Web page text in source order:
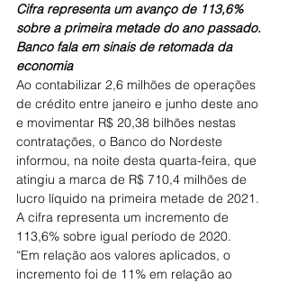
Cifra representa um avanço de 113,6%
sobre a primeira metade do ano passado.
Banco fala em sinais de retomada da
economia
Ao contabilizar 2,6 milhões de operações
de crédito entre janeiro e junho deste ano
e movimentar R$ 20,38 bilhões nestas
contratações, o Banco do Nordeste
informou, na noite desta quarta-feira, que
atingiu a marca de R$ 710,4 milhões de
lucro líquido na primeira metade de 2021.
A cifra representa um incremento de
113,6% sobre igual período de 2020.
“Em relação aos valores aplicados, o
incremento foi de 11% em relação ao